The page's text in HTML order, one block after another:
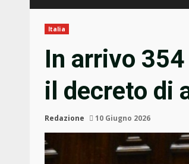
Italia
In arrivo
il decreto di
Redazione 10 Giugno 2026